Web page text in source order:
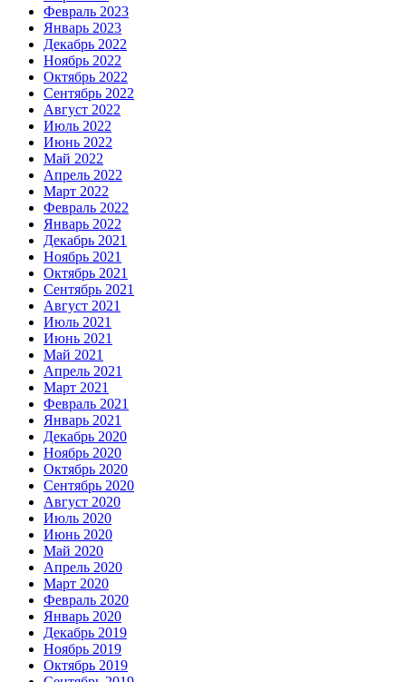
Февраль 2023
Январь 2023
Декабрь 2022
Ноябрь 2022
Октябрь 2022
Сентябрь 2022
Август 2022
Июль 2022
Июнь 2022
Май 2022
Апрель 2022
Март 2022
Февраль 2022
Январь 2022
Декабрь 2021
Ноябрь 2021
Октябрь 2021
Сентябрь 2021
Август 2021
Июль 2021
Июнь 2021
Май 2021
Апрель 2021
Март 2021
Февраль 2021
Январь 2021
Декабрь 2020
Ноябрь 2020
Октябрь 2020
Сентябрь 2020
Август 2020
Июль 2020
Июнь 2020
Май 2020
Апрель 2020
Март 2020
Февраль 2020
Январь 2020
Декабрь 2019
Ноябрь 2019
Октябрь 2019